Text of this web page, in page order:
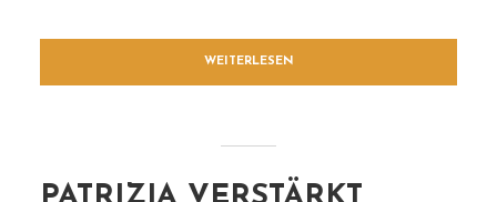
WEITERLESEN